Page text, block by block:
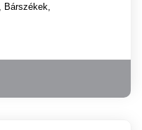
Bárszékek,